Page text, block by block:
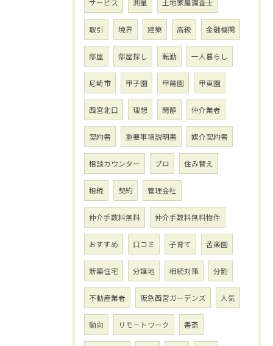
サービス 測量 土地家屋調査士
取引 境界 建築 高級 金融機関
部屋 部屋探し 転勤 一人暮らし
尼崎市 甲子園 甲陽園 甲東園
西宮北口 理想 閑静 仲介業者
契約書 重要事項説明書 媒介契約書
相談カウンター プロ 住み替え
相続 契約 管理会社
仲介手数料無料 仲介手数料無料物件
おすすめ 口コミ 子育て 苦楽園
新築住宅 分譲地 相続対策 分割
不動産業者 阪急西宮ガーデンズ 人気
動向 リモートワーク 書斎